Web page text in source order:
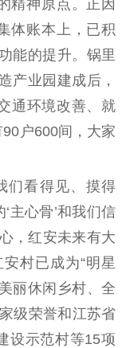
精神原点。正因
体账本上，已积
能的提升。锅里
产业园建成后，
通环境改善、就
户600间，大家
看得见、摸得
主心骨’和我们信
，红安未来有大
村已成为“明星
丽休闲乡村、全
级荣誉和江苏省
设示范村等15项